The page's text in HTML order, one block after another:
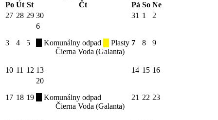
Po Út St Čt Pá So Ne
27 28 29 30 31 1 2
3 4 5
6
Komunálny odpad
Plasty
Čierna Voda (Galanta)
7 8 9
10 11 12 13 14 15 16
17 18 19
20
Komunálny odpad
Čierna Voda (Galanta)
21 22 23